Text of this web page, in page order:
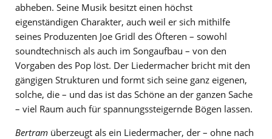
abheben. Seine Musik besitzt einen höchst
eigenständigen Charakter, auch weil er sich mithilfe
seines Produzenten Joe Gridl des Öfteren – sowohl
soundtechnisch als auch im Songaufbau – von den
Vorgaben des Pop löst. Der Liedermacher bricht mit den
gängigen Strukturen und formt sich seine ganz eigenen,
solche, die – und das ist das Schöne an der ganzen Sache
– viel Raum auch für spannungssteigernde Bögen lassen.
Bertram überzeugt als ein Liedermacher, der – ohne nach